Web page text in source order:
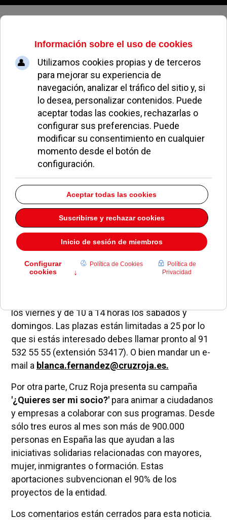
Viernes, 07 de agosto de 2026
Cruz Roja de Pozuelo pone en
marcha cursos de socorrista
FERNANDO PINAZO NOTICIAS DE POZUELO 16 FEBRERO 2011
La matrícula para el curso de socorrismo impartido
Cruz Roja de Pozuelo de Alarcón
abierta. Las clases abarcarán desde el 1 de abril
hasta el 28 de mayo y capacitarán a los alumnos
para trabajar en instalaciones acuáticas. Dadas las
características urbanísticas del municipio no será
difícil encontrar trabajo durante junio, julio, agosto
y septiembre al aire libre. O el resto del año a
cubierto.
cursocompleto consta de 80 horasy tiene un
los viernes y de 10 a 14 horas los sábados y
domingos. Las plazas están limitadas a 25 por lo
que si estás interesado debes llamar pronto al 91
532 55 55 (extensión 53417). O bien mandar un e-
mail a blanca.fernandez@cruzroja.es.
Por otra parte, Cruz Roja presenta su campaña
'¿Quieres ser mi socio?' para animar a ciudadanos
y empresas a colaborar con sus programas. Desde
sólo tres euros al mes son más de 900.000
personas en España las que ayudan a las
iniciativas solidarias relacionadas con mayores,
mujer, inmigrantes o formación. Estas
aportaciones subvencionan el 90% de los
proyectos de la entidad.
Los comentarios están cerrados para esta noticia.